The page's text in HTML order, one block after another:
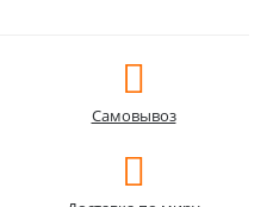
Самовывоз